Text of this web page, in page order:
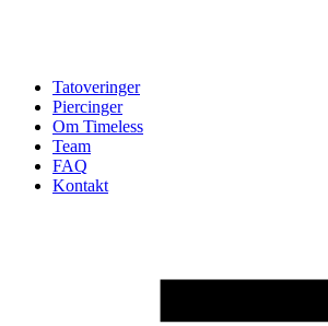
Tatoveringer
Piercinger
Om Timeless
Team
FAQ
Kontakt